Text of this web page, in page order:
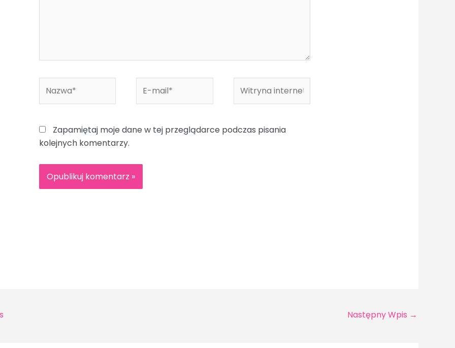
mail*
internetowa
Zapamiętaj moje dane w tej przeglądarce podczas pisania
kolejnych komentarzy.
Następny Wpis →